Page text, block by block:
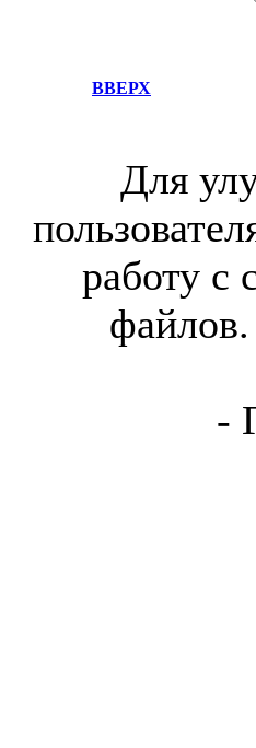
ВВЕРХ
Для
работу с
-